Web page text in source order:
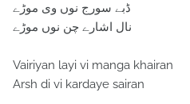
ڈبے سورج نوں وی موڑے
نال اشارے چن نوں موڑے
Vairiyan layi vi manga khairan
Arsh di vi kardaye sairan